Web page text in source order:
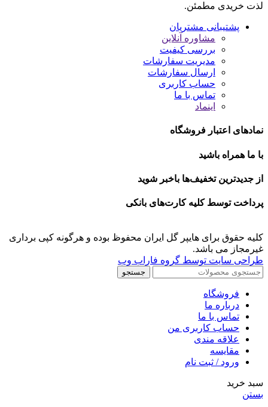
لذت خریدی مطمئن.
پشتیبانی مشتریان
مشاوره آنلاین
بررسی کیفیت
مدیریت سفارشات
ارسال سفارشات
حساب کاربری
تماس با ما
اینماد
نمادهای اعتبار فروشگاه
با ما همراه باشید
از جدیدترین تخفیف‌ها باخبر شوید
پرداخت توسط کلیه کارت‌های بانکی
کلیه حقوق برای هایپر گل ایران محفوظ بوده و هرگونه کپی برداری
غیرمجاز می باشد.
طراحی سایت توسط گروه فاراب وب
جستجو
فروشگاه
درباره ما
تماس با ما
حساب کاربری من
علاقه مندی
مقايسه
ورود / ثبت نام
سبد خرید
بستن